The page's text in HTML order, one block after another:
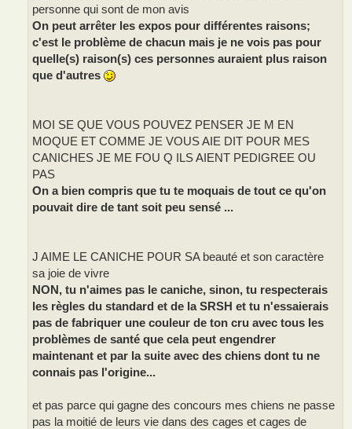
personne qui sont de mon avis
On peut arrêter les expos pour différentes raisons;
c'est le problème de chacun mais je ne vois pas pour
quelle(s) raison(s) ces personnes auraient plus raison
que d'autres
MOI SE QUE VOUS POUVEZ PENSER JE M EN
MOQUE ET COMME JE VOUS AIE DIT POUR MES
CANICHES JE ME FOU Q ILS AIENT PEDIGREE OU
PAS
On a bien compris que tu te moquais de tout ce qu'on
pouvait dire de tant soit peu sensé ...
J AIME LE CANICHE POUR SA beauté et son caractère
sa joie de vivre
NON, tu n'aimes pas le caniche, sinon, tu respecterais
les règles du standard et de la SRSH et tu n'essaierais
pas de fabriquer une couleur de ton cru avec tous les
problèmes de santé que cela peut engendrer
maintenant et par la suite avec des chiens dont tu ne
connais pas l'origine...
et pas parce qui gagne des concours mes chiens ne passe
pas la moitié de leurs vie dans des cages et cages de